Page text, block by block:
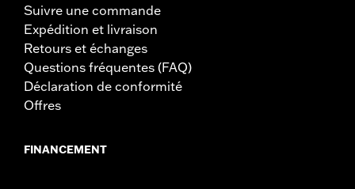
Suivre une commande
Expédition et livraison
Retours et échanges
Questions fréquentes (FAQ)
Déclaration de conformité
Offres
FINANCEMENT